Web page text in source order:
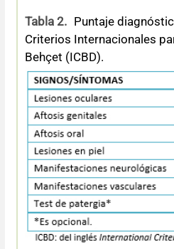
Tabla 2. Puntaje
Criterios Internacionales
Behçet (ICBD).